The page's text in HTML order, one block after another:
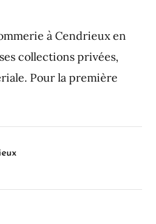
à Cendrieux en
collections privées,
Pour la première